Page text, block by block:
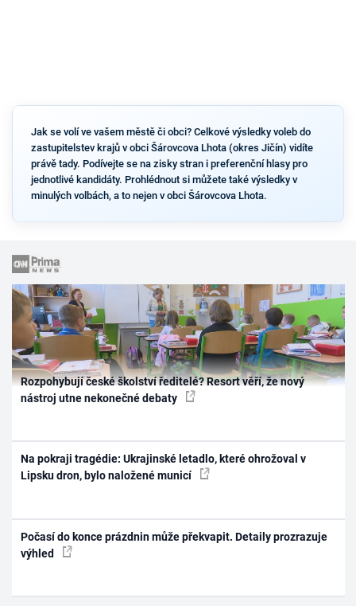
Jak se volí ve vašem městě či obci? Celkové výsledky voleb do
zastupitelstev krajů v obci Šárovcova Lhota (okres Jičín) vidíte
právě tady. Podívejte se na zisky stran i preferenční hlasy pro
jednotlivé kandidáty. Prohlédnout si můžete také výsledky v
minulých volbách, a to nejen v obci Šárovcova Lhota.
Rozpohybují české školství ředitelé? Resort věří, že nový
nástroj utne nekonečné debaty
Na pokraji tragédie: Ukrajinské letadlo, které ohrožoval v
Lipsku dron, bylo naložené municí
Počasí do konce prázdnin může překvapit. Detaily prozrazuje
výhled